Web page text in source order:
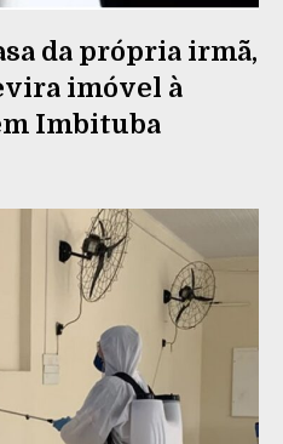
da própria irmã,
imóvel à
Imbituba